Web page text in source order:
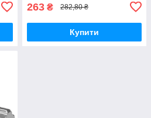
263 ₴ 282,80 ₴
Купити